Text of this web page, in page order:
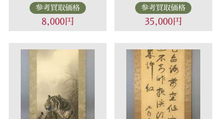
参考買取価格
8,000円
参考買取価格
35,000円